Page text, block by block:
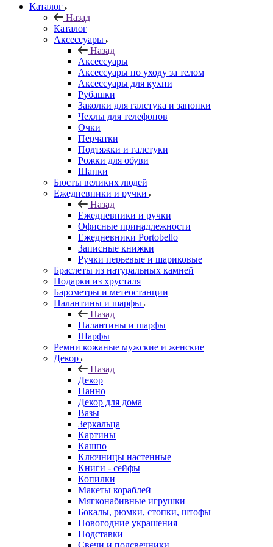
Каталог
Назад
Каталог
Аксессуары
Назад
Аксессуары
Аксессуары по уходу за телом
Аксессуары для кухни
Рубашки
Заколки для галстука и запонки
Чехлы для телефонов
Очки
Перчатки
Подтяжки и галстуки
Рожки для обуви
Шапки
Бюсты великих людей
Ежедневники и ручки
Назад
Ежедневники и ручки
Офисные принадлежности
Ежедневники Portobello
Записные книжки
Ручки перьевые и шариковые
Браслеты из натуральных камней
Подарки из хрусталя
Барометры и метеостанции
Палантины и шарфы
Назад
Палантины и шарфы
Шарфы
Ремни кожаные мужские и женские
Декор
Назад
Декор
Панно
Декор для дома
Вазы
Зеркальца
Картины
Кашпо
Ключницы настенные
Книги - сейфы
Копилки
Макеты кораблей
Мягконабивные игрушки
Бокалы, рюмки, стопки, штофы
Новогодние украшения
Подставки
Свечи и подсвечники